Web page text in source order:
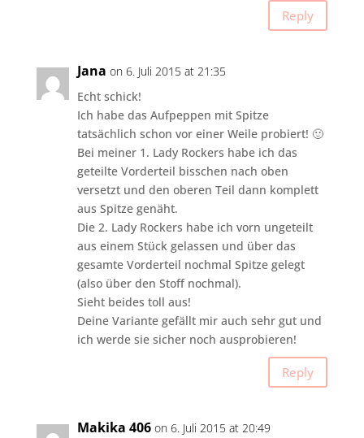
Reply
Jana on 6. Juli 2015 at 21:35
Echt schick!
Ich habe das Aufpeppen mit Spitze
tatsächlich schon vor einer Weile probiert! 🙂
Bei meiner 1. Lady Rockers habe ich das
geteilte Vorderteil bisschen nach oben
versetzt und den oberen Teil dann komplett
aus Spitze genäht.
Die 2. Lady Rockers habe ich vorn ungeteilt
aus einem Stück gelassen und über das
gesamte Vorderteil nochmal Spitze gelegt
(also über den Stoff nochmal).
Sieht beides toll aus!
Deine Variante gefällt mir auch sehr gut und
ich werde sie sicher noch ausprobieren!
Reply
Makika 406 on 6. Juli 2015 at 20:49